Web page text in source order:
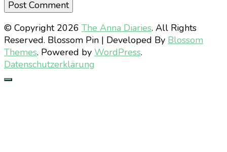
© Copyright 2026 The Anna Diaries. All Rights
Reserved. Blossom Pin | Developed By Blossom
Themes. Powered by WordPress.
Datenschutzerklärung